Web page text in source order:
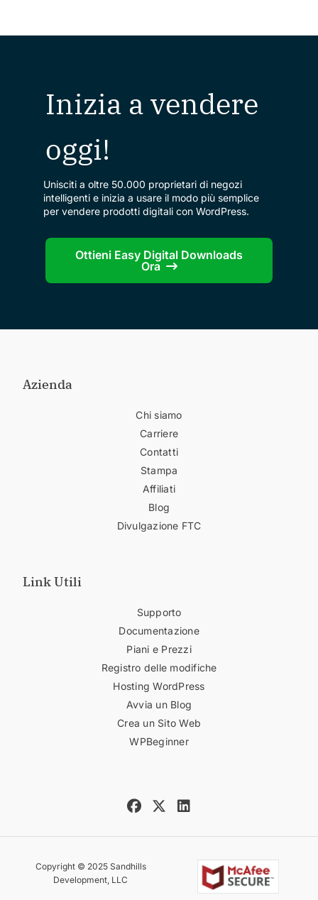
Inizia a vendere
oggi!
Unisciti a oltre 50.000 proprietari di negozi
intelligenti e inizia a usare il modo più semplice
per vendere prodotti digitali con WordPress.
Ottieni Easy Digital Downloads
Ora
Azienda
Chi siamo
Carriere
Contatti
Stampa
Affiliati
Blog
Divulgazione FTC
Link Utili
Supporto
Documentazione
Piani e Prezzi
Registro delle modifiche
Hosting WordPress
Avvia un Blog
Crea un Sito Web
WPBeginner
Copyright © 2025 Sandhills
Development, LLC